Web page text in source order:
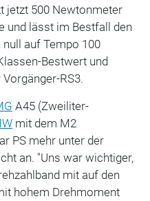
jetzt 500 Newtonmeter
und lässt im Bestfall den
null auf Tempo 100
Bestwert und
RS3.
A45 (Zweiliter-
mit dem M2
PS mehr unter der
an. "Uns war wichtiger,
mit auf den
hohem Drehmoment